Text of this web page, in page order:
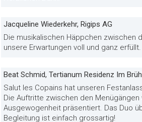
Jacqueline Wiederkehr, Rigips AG
Die musikalischen Häppchen zwischen
unsere Erwartungen voll und ganz
Beat Schmid, Tertianum Residenz Im
Salut les Copains hat unseren
Die Auftritte zwischen den
Ausgewogenheit präsentiert. Das Duo
Begleitung ist einfach grossartig!